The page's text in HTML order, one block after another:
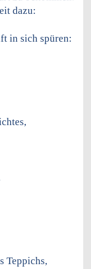
dazu:
in sich spüren:
Teppichs,